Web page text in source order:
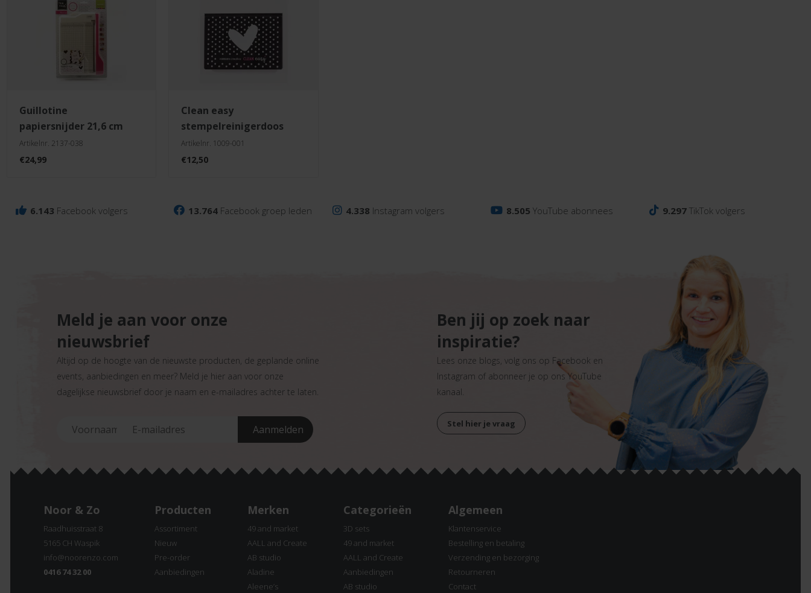
guillotine
papiersnijder 21,6 cm
Artikelnr. 2137-038
€24,99
clean easy
stempelreinigerdoos
Artikelnr. 1009-001
€12,50
6.143 Facebook volgers 13.764 Facebook groep leden 4.338 Instagram volgers 8.505 YouTube abonnees 9.297TikTok volgers
Meld je aan voor onze
nieuwsbrief
Altijd op de hoogte van de nieuwste producten, de geplande online
events, aanbiedingen en meer? Meld je hier aan voor onze
dagelijkse nieuwsbrief door je naam en e-mailadres achter te laten.
Ben jij op zoek naar
inspiratie?
Lees onze blogs, volg ons op Facebook en
Instagram of abonneer je op ons YouTube
kanaal.
Stel hier je vraag
Noor & Zo
Raadhuisstraat 8
5165 CH Waspik
info@noorenzo.com
0416 74 32 00
Producten
Assortiment
Nieuw
Pre-order
Aanbiedingen
Merken
49 and market
AALL and Create
AB studio
Aladine
Aleene’s
Categorieën
3D sets
49 and market
AALL and Create
Aanbiedingen
AB studio
Algemeen
Klantenservice
Bestelling en betaling
Verzending en bezorging
Retourneren
Contact